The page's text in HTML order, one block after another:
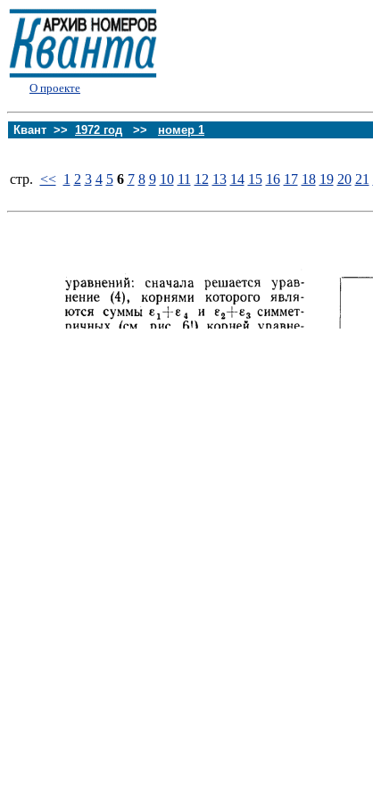
О проекте
Квант >> 1972 год >> номер 1
стp. << 1 2 3 4 5 6 7 8 9 10 11 12 13 14 15 16 17 18 19 20 21